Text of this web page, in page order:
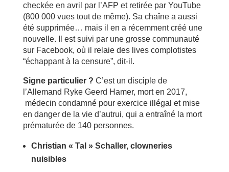
checkée en avril par l’AFP et retirée par YouTube
(800 000 vues tout de même). Sa chaîne a aussi
été supprimée… mais il en a récemment créé une
nouvelle. Il est suivi par une grosse communauté
sur Facebook, où il relaie des lives complotistes
“échappant à la censure”, dit-il.
Signe particulier ? C’est un disciple de
l’Allemand Ryke Geerd Hamer, mort en 2017,
médecin condamné pour exercice illégal et mise
en danger de la vie d’autrui, qui a entraîné la mort
prématurée de 140 personnes.
Christian « Tal » Schaller, clowneries
nuisibles